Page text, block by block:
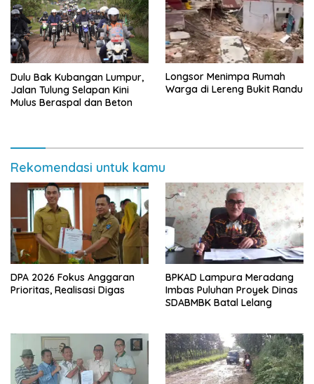
Dulu Bak Kubangan Lumpur,
Jalan Tulung Selapan Kini
Mulus Beraspal dan Beton
Longsor Menimpa Rumah
Warga di Lereng Bukit Randu
Rekomendasi untuk kamu
DPA 2026 Fokus Anggaran
Prioritas, Realisasi Digas
BPKAD Lampura Meradang
Imbas Puluhan Proyek Dinas
SDABMBK Batal Lelang